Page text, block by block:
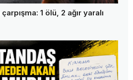
1 ölü, 2 ağır yaralı